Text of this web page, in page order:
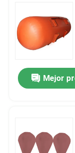
Mejor